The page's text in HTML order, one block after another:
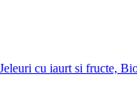
Jeleuri cu iaurt si fructe,